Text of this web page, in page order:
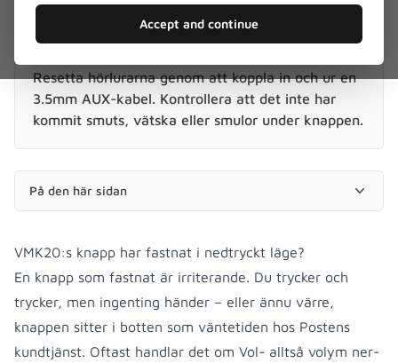
svarar inte på kommandon.
Resetta hörlurarna genom att koppla in och ur en
3.5mm AUX-kabel. Kontrollera att det inte har
kommit smuts, vätska eller smulor under knappen.
På den här sidan
VMK20:s knapp har fastnat i nedtryckt läge?
En knapp som fastnat är irriterande. Du trycker och
trycker, men ingenting händer – eller ännu värre,
knappen sitter i botten som väntetiden hos Postens
kundtjänst. Oftast handlar det om Vol- alltså volym ner-
Accept and continue